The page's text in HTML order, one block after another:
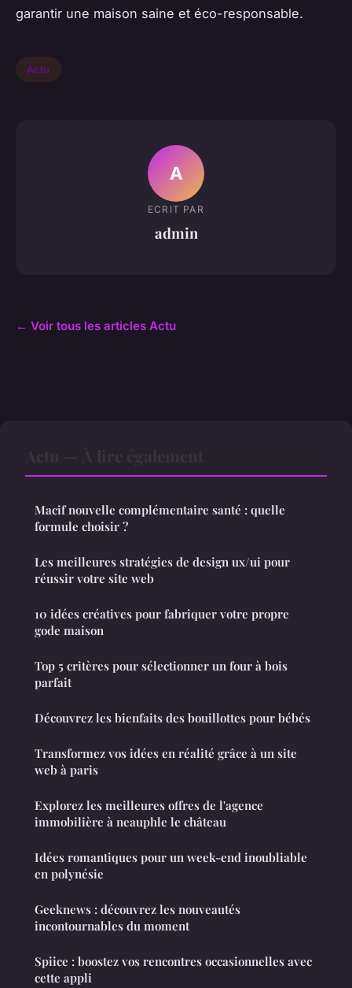
garantir une maison saine et éco-responsable.
Actu
A
ECRIT PAR
admin
← Voir tous les articles Actu
Macif nouvelle complémentaire santé : quelle
formule choisir ?
Les meilleures stratégies de design ux/ui pour
réussir votre site web
10 idées créatives pour fabriquer votre propre
gode maison
Top 5 critères pour sélectionner un four à bois
parfait
Découvrez les bienfaits des bouillottes pour bébés
Transformez vos idées en réalité grâce à un site
web à paris
Explorez les meilleures offres de l'agence
immobilière à neauphle le château
Idées romantiques pour un week-end inoubliable
en polynésie
Geeknews : découvrez les nouveautés
incontournables du moment
Spiice : boostez vos rencontres occasionnelles avec
cette appli